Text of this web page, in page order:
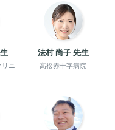
リニ
法村 尚子 先生
高松赤十字病院